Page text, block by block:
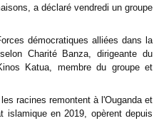
a déclaré vendredi un groupe
démocratiques alliées dans la
Charité Banza, dirigeante du
Katua, membre du groupe et
racines remontent à l'Ouganda et
islamique en 2019, opèrent depuis